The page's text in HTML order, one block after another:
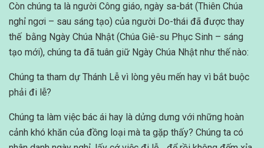
Còn chúng ta là người Công giáo, ngày sa-bát (Thiên Chúa
nghỉ ngơi – sau sáng tạo) của người Do-thái đã được thay
thế bằng Ngày Chúa Nhật (Chúa Giê-su Phục Sinh – sáng
tạo mới), chúng ta đã tuân giữ Ngày Chúa Nhật như thế nào:
Chúng ta tham dự Thánh Lễ vì lòng yêu mến hay vì bắt buộc
phải đi lễ?
Chúng ta làm việc bác ái hay là dửng dưng với những hoàn
cảnh khó khăn của đồng loại mà ta gặp thấy? Chúng ta có